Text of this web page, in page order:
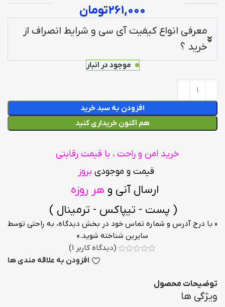
۲۶۱,۰۰۰تومان
معرفی انواع کیفیت آی سی و شرایط انصراف از
خرید ؟
موجود در انبار
افزودن به سبد خرید
هم اکنون خریداری کنید
خرید امن و راحت ، با قیمت رقابتی
قیمت و موجودی بروز
ارسال آنی و هر روزه
( پست - تیپاکس - ترمینال )
« با درج آدرس و شماره تماس خود در بخش دیدگاه، به راحتی توسط
سایرین شناخته شوید.»
(دیدگاه کاربر 1
)
افزودن به علاقه مندی ها
توضیحات محصول
ویژگی ها